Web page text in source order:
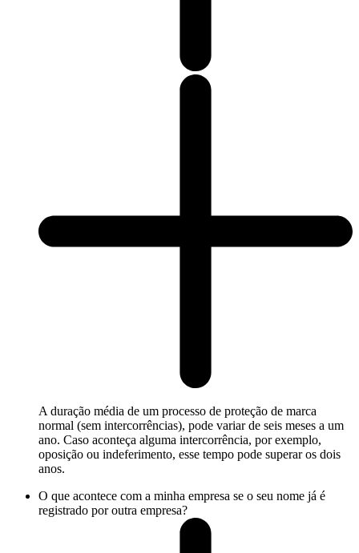
A duração média de um processo de proteção de marca
normal (sem intercorrências), pode variar de seis meses a um
ano. Caso aconteça alguma intercorrência, por exemplo,
oposição ou indeferimento, esse tempo pode superar os dois
anos.
O que acontece com a minha empresa se o seu nome já é
registrado por outra empresa?